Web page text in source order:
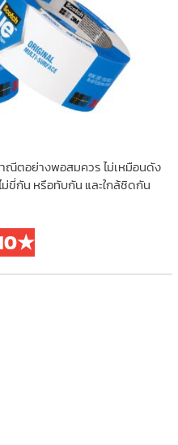
ณีตอย่างพอสมควร ไม่เหมือนดัง
ม่ขี่กัน หรือทับกัน และใกล้ชิดกัน